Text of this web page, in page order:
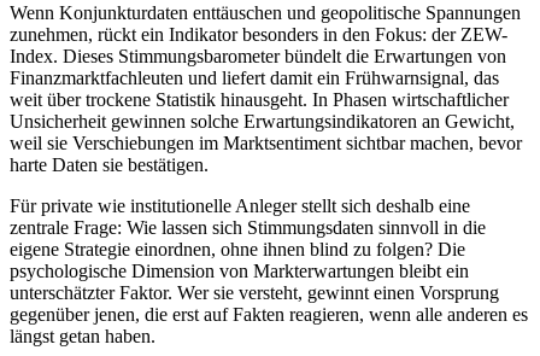
Wenn Konjunkturdaten enttäuschen und geopolitische Spannungen
zunehmen, rückt ein Indikator besonders in den Fokus: der ZEW-
Index. Dieses Stimmungsbarometer bündelt die Erwartungen von
Finanzmarktfachleuten und liefert damit ein Frühwarnsignal, das
weit über trockene Statistik hinausgeht. In Phasen wirtschaftlicher
Unsicherheit gewinnen solche Erwartungsindikatoren an Gewicht,
weil sie Verschiebungen im Marktsentiment sichtbar machen, bevor
harte Daten sie bestätigen.
Für private wie institutionelle Anleger stellt sich deshalb eine
zentrale Frage: Wie lassen sich Stimmungsdaten sinnvoll in die
eigene Strategie einordnen, ohne ihnen blind zu folgen? Die
psychologische Dimension von Markterwartungen bleibt ein
unterschätzter Faktor. Wer sie versteht, gewinnt einen Vorsprung
gegenüber jenen, die erst auf Fakten reagieren, wenn alle anderen es
längst getan haben.